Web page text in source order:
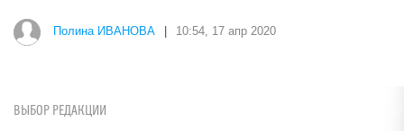
Полина ИВАНОВА 10:54, 17 апр 2020
ВЫБОР РЕДАКЦИИ